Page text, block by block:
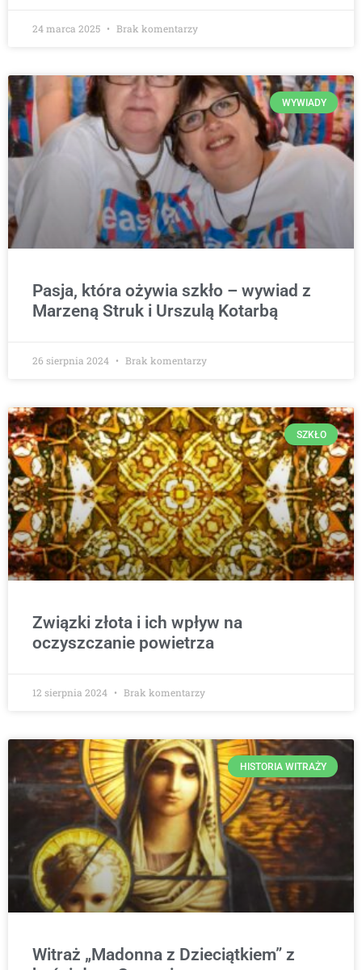
24 marca 2025 Brak komentarzy
WYWIADY
Pasja, która ożywia szkło – wywiad z
Marzeną Struk i Urszulą Kotarbą
26 sierpnia 2024 Brak komentarzy
SZKŁO
Związki złota i ich wpływ na
oczyszczanie powietrza
12 sierpnia 2024 Brak komentarzy
HISTORIA WITRAŻY
Witraż „Madonna z Dzieciątkiem” z